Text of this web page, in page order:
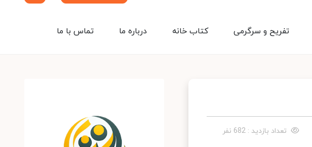
تماس با ما درباره ما کتاب خانه تفریح و سرگرمی
تعداد بازدید : 682 نفر